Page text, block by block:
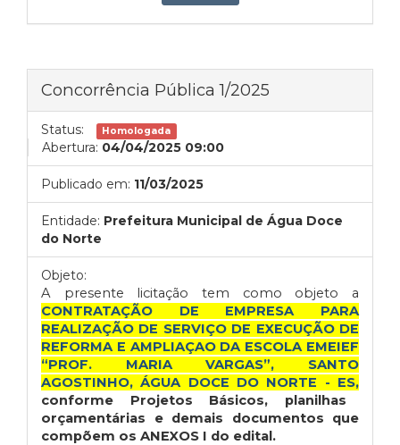
Concorrência Pública 1/2025
Status: Homologada
Abertura: 04/04/2025 09:00
Publicado em: 11/03/2025
Entidade: Prefeitura Municipal de Água Doce
do Norte
Objeto:
A presente licitação tem como objeto a
CONTRATAÇÃO DE EMPRESA PARA
REALIZAÇÃO DE SERVIÇO DE EXECUÇÃO DE
REFORMA E AMPLIAÇAO DA ESCOLA EMEIEF
“PROF. MARIA VARGAS”, SANTO
AGOSTINHO, ÁGUA DOCE DO NORTE - ES,
conforme Projetos Básicos, planilhas
orçamentárias e demais documentos que
compõem os ANEXOS I do edital.